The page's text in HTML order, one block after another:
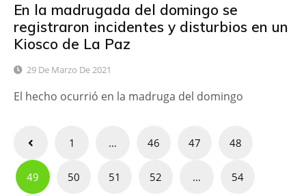
En la madrugada del domingo se
registraron incidentes y disturbios en un
Kiosco de La Paz
29 De Marzo De 2021
El hecho ocurrió en la madruga del domingo
Paginación
de
entradas
1 … 46 47 48
49 50 51 52 … 54